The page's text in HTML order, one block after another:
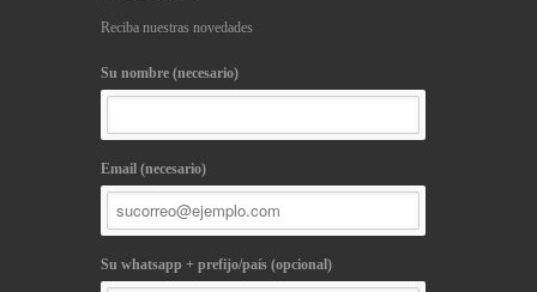
Reciba nuestras novedades
Su nombre (necesario)
Email (necesario)
Su whatsapp + prefijo/país (opcional)